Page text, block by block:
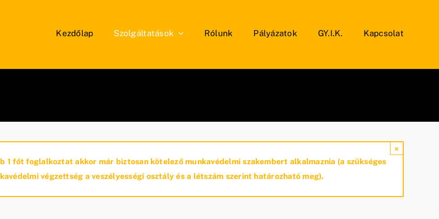
Kezdőlap Szolgáltatások Rólunk Pályázatok GY.I.K. Kapcsolat
1 főt foglalkoztat akkor már biztosan kötelező munkavédelmi szakembert alkalmaznia (a szükséges
végzettség a veszélyességi osztály és a létszám szerint határozható meg).
×